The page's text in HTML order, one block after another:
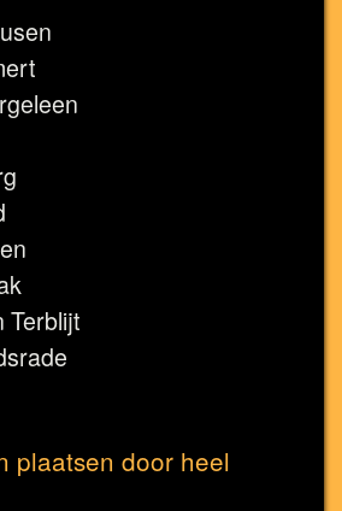
Terblijt
plaatsen door heel